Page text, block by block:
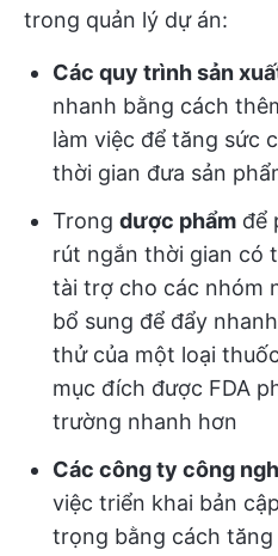
trong quản lý dự án:
Các quy trình sản
nhanh bằng cách
làm việc để tăng sức
thời gian đưa sản
Trong dược phẩm để
rút ngắn thời gian có
tài trợ cho các nhóm
bổ sung để đẩy
thử của một loại
mục đích được FDA
trường nhanh hơn
Các công ty công
việc triển khai bản
trọng bằng cách